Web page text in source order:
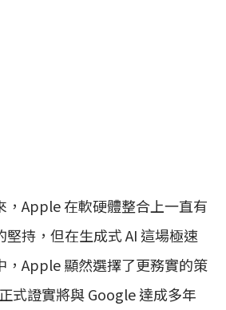
，Apple 在軟硬體整合上一直有
堅持，但在生成式 AI 這場極速
，Apple 顯然選擇了更務實的策
式證實將與 Google 達成多年